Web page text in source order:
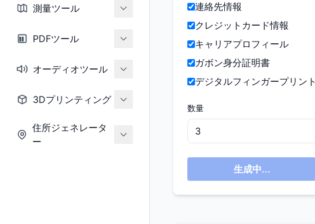
測量ツール
PDFツール
オーディオツール
3Dプリンティング
住所ジェネレータ
ー
連絡先情報
クレジットカード情報
キャリアプロフィール
ガボン身分証明書
デジタルフィンガープリント
数量
生成中...